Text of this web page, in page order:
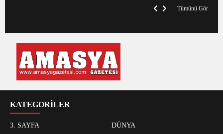
Tümünü Gör
KATEGORİLER
3. SAYFA
DÜNYA